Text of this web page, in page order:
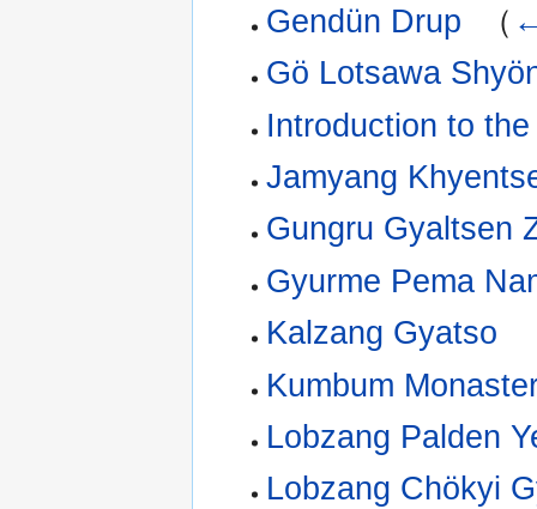
Gendün Drup
（
Gö Lotsawa
Introduction to
Jamyang
Gungru Gyaltsen
Gyurme Pema
Kalzang Gyatso
Kumbum
Lobzang Palden
Lobzang Chökyi